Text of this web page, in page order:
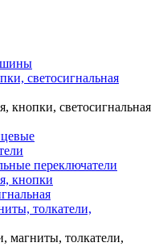
шины
светосигнальная
кнопки, светосигнальная
переключатели
кнопки
толкатели,
магниты, толкатели,